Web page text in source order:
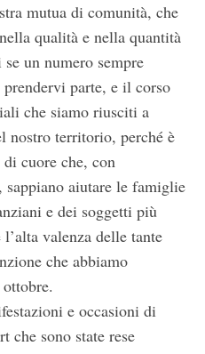
mutua di comunità, che
qualità e nella quantità
un numero sempre
parte, e il corso
che siamo riusciti a
nostro territorio, perché è
cuore che, con
sappiano aiutare le famiglie
e dei soggetti più
valenza delle tante
che abbiamo
e occasioni di
che sono state rese